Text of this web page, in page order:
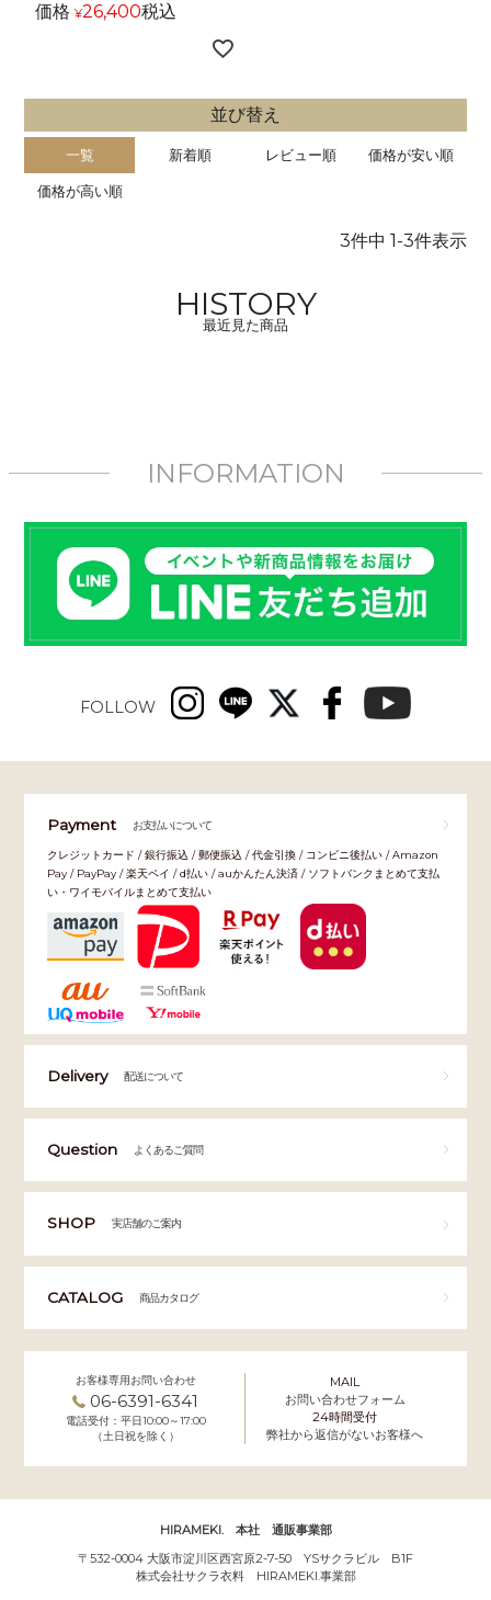
価格 ¥26,400税込
並び替え
一覧 新着順 レビュー順 価格が安い順
価格が高い順
3件中 1-3件表示
HISTORY
最近見た商品
INFORMATION
FOLLOW
Payment お支払いについて
クレジットカード / 銀行振込 / 郵便振込 / 代金引換 / コンビニ後払い / Amazon
Pay / PayPay / 楽天ペイ / d払い / auかんたん決済 / ソフトバンクまとめて支払
い・ワイモバイルまとめて支払い
Delivery 配送について
Question よくあるご質問
SHOP 実店舗のご案内
CATALOG 商品カタログ
お客様専用お問い合わせ
06-6391-6341
電話受付：平日10:00～17:00
（土日祝を除く）
MAIL
お問い合わせフォーム
24時間受付
弊社から返信がないお客様へ
HIRAMEKI. 本社 通販事業部
〒532-0004 大阪市淀川区西宮原2-7-50 YSサクラビル B1F
株式会社サクラ衣料 HIRAMEKI.事業部